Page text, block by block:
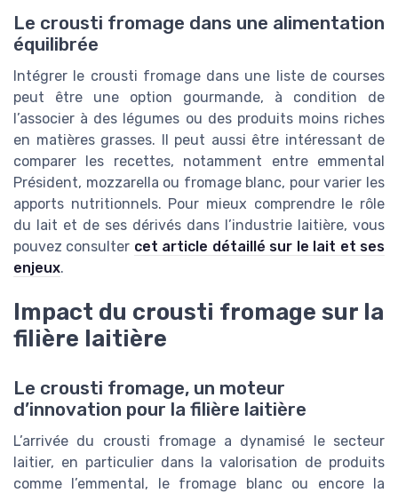
Le crousti fromage dans une alimentation
équilibrée
Intégrer le crousti fromage dans une liste de courses
peut être une option gourmande, à condition de
l’associer à des légumes ou des produits moins riches
en matières grasses. Il peut aussi être intéressant de
comparer les recettes, notamment entre emmental
Président, mozzarella ou fromage blanc, pour varier les
apports nutritionnels. Pour mieux comprendre le rôle
du lait et de ses dérivés dans l’industrie laitière, vous
pouvez consulter cet article détaillé sur le lait et ses
enjeux.
Impact du crousti fromage sur la
filière laitière
Le crousti fromage, un moteur
d’innovation pour la filière laitière
L’arrivée du crousti fromage a dynamisé le secteur
laitier, en particulier dans la valorisation de produits
comme l’emmental, le fromage blanc ou encore la